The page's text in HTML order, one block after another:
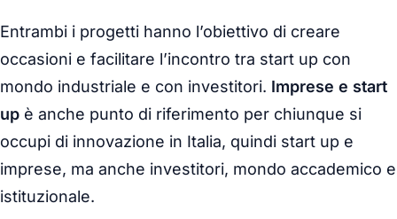
Entrambi i progetti hanno l’obiettivo di creare
occasioni e facilitare l’incontro tra start up con
mondo industriale e con investitori. Imprese e start
up è anche punto di riferimento per chiunque si
occupi di innovazione in Italia, quindi start up e
imprese, ma anche investitori, mondo accademico e
istituzionale.